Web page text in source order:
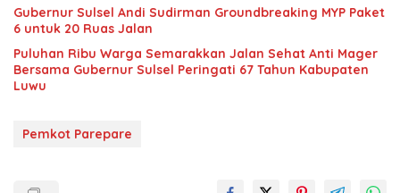
Gubernur Sulsel Andi Sudirman Groundbreaking MYP Paket
6 untuk 20 Ruas Jalan
Puluhan Ribu Warga Semarakkan Jalan Sehat Anti Mager
Bersama Gubernur Sulsel Peringati 67 Tahun Kabupaten
Luwu
Pemkot Parepare